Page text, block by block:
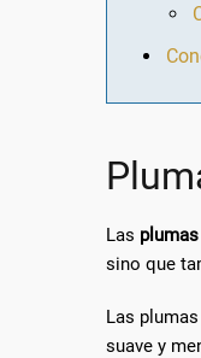
Las
sino que
Las
suave y